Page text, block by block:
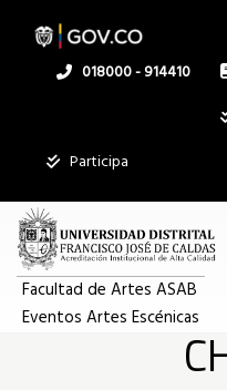
contenido
Linea
018000 - 914410
Participa
Facultad de Artes ASAB
Eventos Artes Escénicas